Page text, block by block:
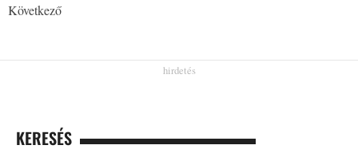
Következő
KERESÉS